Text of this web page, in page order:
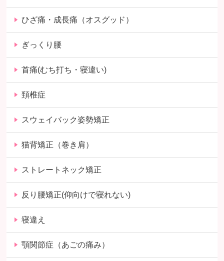
ひざ痛・成長痛（オスグッド）
ぎっくり腰
首痛(むち打ち・寝違い)
頚椎症
スウェイバック姿勢矯正
猫背矯正（巻き肩）
ストレートネック矯正
反り腰矯正(仰向けで寝れない)
寝違え
顎関節症（あごの痛み）